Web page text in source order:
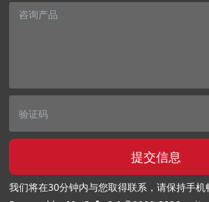
提交信息
我们将在30分钟内与您取得联系，请保持手机